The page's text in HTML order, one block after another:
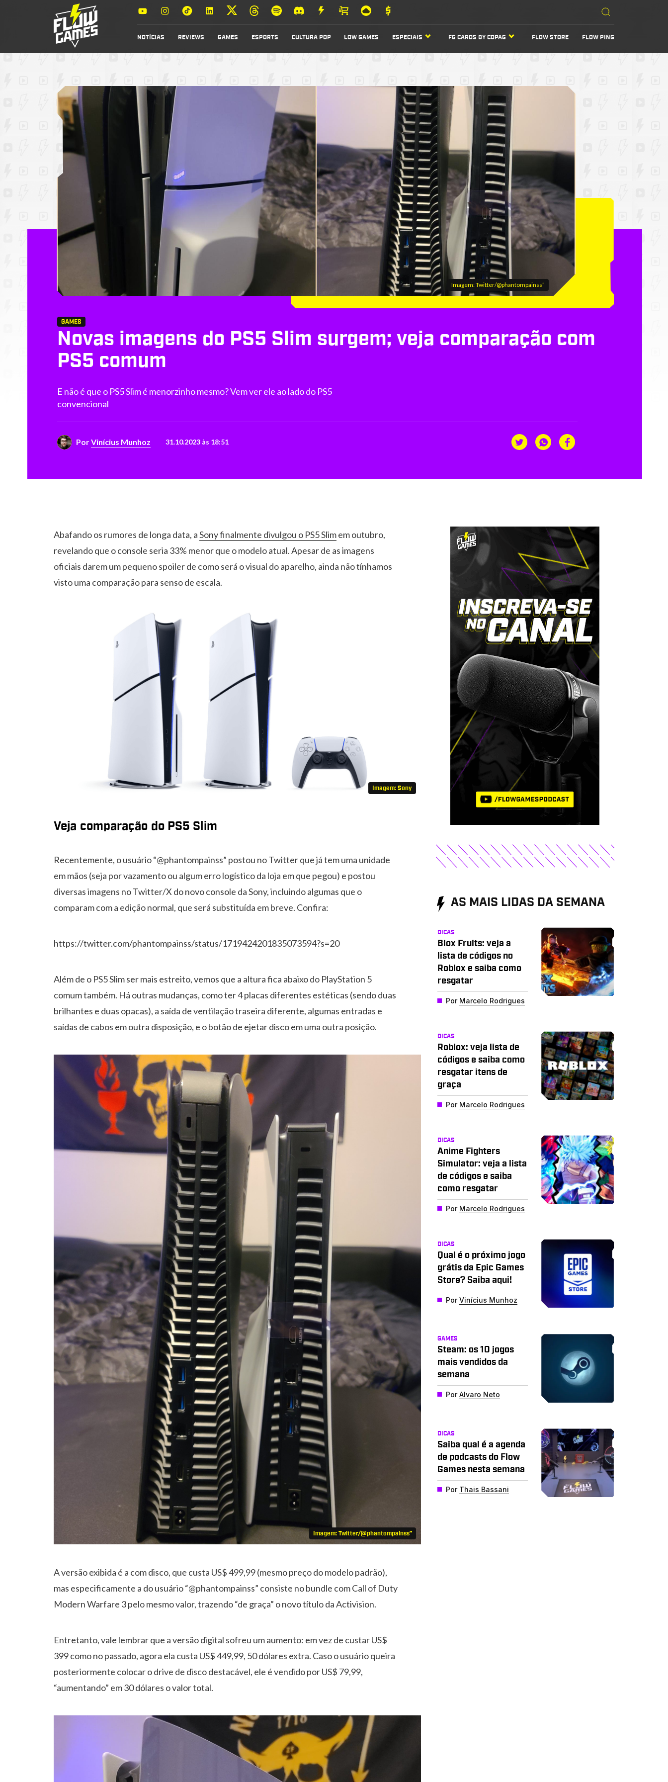
NOTÍCIAS REVIEWS GAMES ESPORTS CULTURA POP LOW GAMES ESPECIAIS FG CARDS BY COPAG FLOW STORE FLOW PING
Imagem: Twitter/@phantompainss”
GAMES
Novas imagens do PS5 Slim surgem; veja comparação com
PS5 comum
E não é que o PS5 Slim é menorzinho mesmo? Vem ver ele ao lado do PS5
convencional
PorVinícius Munhoz 31.10.2023 às 18:51
Abafando os rumores de longa data, aSony finalmente divulgou o PS5 Slimem outubro,
revelando que o console seria 33% menor que o modelo atual. Apesar de as imagens
oficiais darem um pequeno spoiler de como será o visual do aparelho, ainda não tínhamos
visto uma comparação para senso de escala.
Imagem: Sony
Veja comparação do PS5 Slim
Recentemente, o usuário “@phantompainss” postou no Twitter que já tem uma unidade
em mãos (seja por vazamento ou algum erro logístico da loja em que pegou) e postou
diversas imagens no Twitter/X do novo console da Sony, incluindo algumas que o
comparam com a edição normal, que será substituída em breve. Confira:
https://twitter.com/phantompainss/status/1719424201835073594?s=20
Além de o PS5 Slim ser mais estreito, vemos que a altura fica abaixo do PlayStation 5
comum também. Há outras mudanças, como ter 4 placas diferentes estéticas (sendo duas
brilhantes e duas opacas), a saída de ventilação traseira diferente, algumas entradas e
saídas de cabos em outra disposição, e o botão de ejetar disco em uma outra posição.
Imagem: Twitter/@phantompainss”
A versão exibida é a com disco, que custa US$ 499,99 (mesmo preço do modelo padrão),
mas especificamente a do usuário “@phantompainss” consiste no bundle com Call of Duty
Modern Warfare 3 pelo mesmo valor, trazendo “de graça” o novo título da Activision.
Entretanto, vale lembrar que a versão digital sofreu um aumento: em vez de custar US$
399 como no passado, agora ela custa US$ 449,99, 50 dólares extra. Caso o usuário queira
posteriormente colocar o drive de disco destacável, ele é vendido por US$ 79,99,
“aumentando” em 30 dólares o valor total.
AS MAIS LIDAS DA SEMANA
DICAS
Blox Fruits: veja a
lista de códigos no
Roblox e saiba como
resgatar
Por Marcelo Rodrigues
DICAS
Roblox: veja lista de
códigos e saiba como
resgatar itens de
graça
Por Marcelo Rodrigues
DICAS
Anime Fighters
Simulator: veja a lista
de códigos e saiba
como resgatar
Por Marcelo Rodrigues
DICAS
Qual é o próximo jogo
grátis da Epic Games
Store? Saiba aqui!
PorVinícius Munhoz
GAMES
Steam: os 10 jogos
mais vendidos da
semana
PorAlvaro Neto
DICAS
Saiba qual é a agenda
de podcasts do Flow
Games nesta semana
Por Thais Bassani